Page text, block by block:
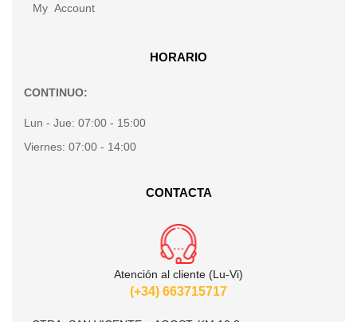
My Account
HORARIO
CONTINUO:
Lun - Jue: 07:00 - 15:00
Viernes: 07:00 - 14:00
CONTACTA
Atención al cliente (Lu-Vi)
(+34) 663715717